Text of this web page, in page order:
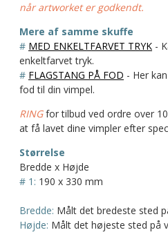
når artworket er godkendt.
Mere af samme skuffe
# MED ENKELTFARVET TRYK -
enkeltfarvet tryk.
# FLAGSTANG PÅ FOD - Her
fod til din vimpel.
RINGfor tilbud ved ordre over
at få lavet dine vimpler efter
Størrelse
Bredde x Højde
# 1: 190 x 330 mm
Bredde: Målt det bredeste sted
Højde: Målt det højeste sted på